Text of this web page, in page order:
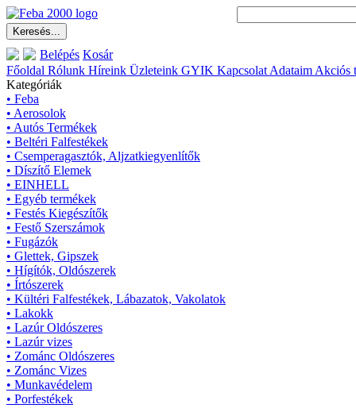
Belépés Kosár
Főoldal Rólunk Híreink Üzleteink GYIK Kapcsolat Adataim Akciós
Kategóriák
• Feba
• Aerosolok
• Autós Termékek
• Beltéri Falfestékek
• Csemperagasztók, Aljzatkiegyenlítők
• Díszítő Elemek
• EINHELL
• Egyéb termékek
• Festés Kiegészítők
• Festő Szerszámok
• Fugázók
• Glettek, Gipszek
• Hígítók, Oldószerek
• Írtószerek
• Kültéri Falfestékek, Lábazatok, Vakolatok
• Lakokk
• Lazúr Oldószeres
• Lazúr vizes
• Zománc Oldószeres
• Zománc Vizes
• Munkavédelem
• Porfestékek